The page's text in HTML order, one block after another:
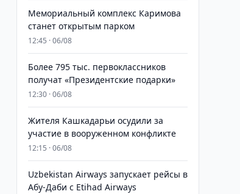
Мемориальный комплекс Каримова
станет открытым парком
12:45 · 06/08
Более 795 тыс. первоклассников
получат «Президентские подарки»
12:30 · 06/08
Жителя Кашкадарьи осудили за
участие в вооруженном конфликте
12:15 · 06/08
Uzbekistan Airways запускает рейсы в
Абу-Даби с Etihad Airways